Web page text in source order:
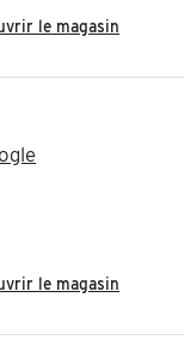
le magasin
le magasin